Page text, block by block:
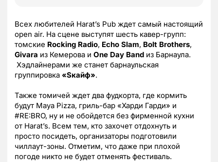
Всех любителей Harat’s Pub ждет самый настоящий
open air. На сцене выступят шесть кавер-групп:
томские Rocking Radio, Echo Slam, Bolt Brothers,
Givara из Кемерова и One Day Band из Барнаула.
Хэдлайнерами же станет барнаульская
группировка «Sкайф».
Также томичей ждет два фудкорта, где кормить
будут Maya Pizza, гриль-бар «Харди Гарди» и
#RE:BRO, ну и не обойдется без фирменной кухни
от Harat’s. Всем тем, кто захочет отдохнуть и
просто посидеть, организаторы подготовили
чиллаут-зоны. Отметим, что даже при плохой
погоде никто не будет отменять фестиваль.